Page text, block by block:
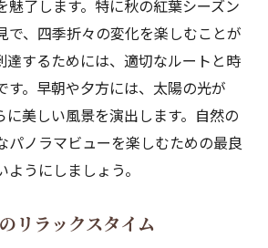
魅了します。特に秋の紅葉シーズン
で、四季折々の変化を楽しむことが
達するためには、適切なルートと時
す。早朝や夕方には、太陽の光が
に美しい風景を演出します。自然の
パノラマビューを楽しむための最良
うにしましょう。
リラックスタイム